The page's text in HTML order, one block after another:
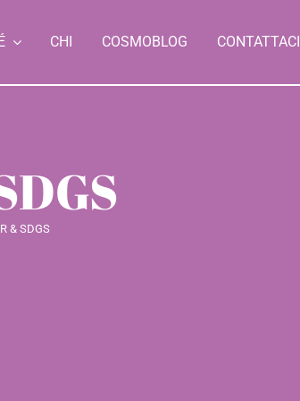
CHI COSMOBLOG CONTATTACI
& SDGS